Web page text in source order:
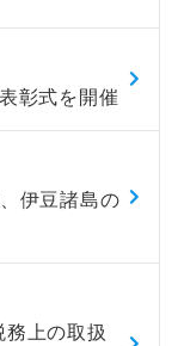
彰式を開催
伊豆諸島の
上の取扱